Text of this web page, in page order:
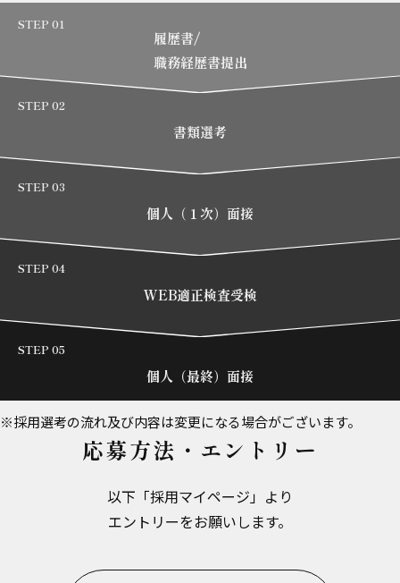
STEP 01
履歴書/
職務経歴書提出
STEP 02
書類選考
STEP 03
個人（１次）面接
STEP 04
WEB適正検査受検
STEP 05
個人（最終）面接
※採用選考の流れ及び内容は変更になる場合がございます。
応募方法・エントリー
以下「採用マイページ」より
エントリーをお願いします。